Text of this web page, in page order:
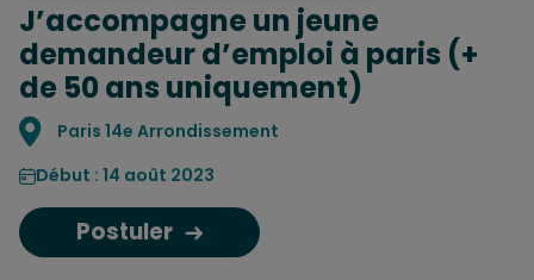
J’accompagne un jeune
demandeur d’emploi à paris (+
de 50 ans uniquement)
Localisation
Paris 14e Arrondissement
Début : 14 août 2023
Postuler